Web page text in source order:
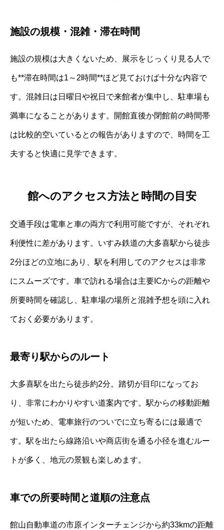
施設の規模・混雑・滞在時間
施設の規模は大きくないため、展示をじっくり見る人で
も**滞在時間は1～2時間**ほど見ておけば十分な内容で
す。混雑日は日曜日や祝日で来館者が集中し、駐車場も
満車になることがあります。開館直後か閉館前の時間帯
は比較的空いているとの報告がありますので、時間を工
夫すると快適に見学できます。
館へのアクセス方法と時間の目安
交通手段は電車と車の両方で利用可能ですが、それぞれ
利便性に差があります。いすみ鉄道の大多喜駅から徒歩
2分ほどの立地にあり、駅を利用してのアクセスは非常
にスムーズです。車で訪れる場合は主要ICからの距離や
所要時間を確認し、駐車場の場所と混雑予想を頭に入れ
ておく必要があります。
最寄り駅からのルート
大多喜駅を出たら徒歩約2分。踏切が目印になってお
り、非常にわかりやすい道案内です。駅からの移動距離
が短いため、電車旅行のついでに立ち寄るには最適で
す。駅を出たら線路沿いや商店街を通る小径を進むルー
トが多く、地元の景観も楽しめます。
車での所要時間と道順の注意点
館山自動車道の市原インターチェンジから約33kmの距離